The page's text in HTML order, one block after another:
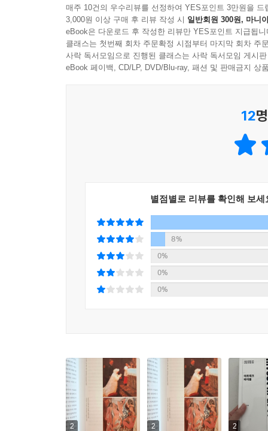
현재 전 세계 미술 시장은 어떤 지형도를 그리고
미술품 거래총액의 약 84%가 미국, 영국, 홍콩과
역들로, 세계 3대 국제 금융 허브로 꼽히는 미국의
계 미술품 거래총액의 약 45%를 차지하며 미술품
아니다. 미술 시장은 주식이나 부동산 시장에 비
과거 평가나 활동에 기반하기 때문에 인기 작가
이러한 이유로 새로운 투자 수단으로 아트테크를
여유를 갖기를 당부한다. 그리고 단순히 그림을
컬렉팅할 때는 개인의 주관적인 기호와 시장의
전통 그림 시장부터 NFT 아트 시장, 최근 글로벌
같은 메이저 경매회사가 온라인 경매에 뛰어든
받고 있는 작가들의 미래 가치를 포함하여 최
소액으로도 투자하는 미술품 지분소유와 메타
어드바이저로 활동해온 저자의 실전 거래 노하우
읽을거리를 선사하여 미술 교양서로도 손색이 없다.
매주 10건의 우수리뷰를 선정하여 YES포인트 3만원을 드
3,000원 이상 구매 후 리뷰 작성 시 일반회원 300원, 마니
eBook은 다운로드 후 작성한 리뷰만 YES포인트 지급됩니
클래스는 첫번째 회차 주문확정 시점부터 마지막 회차 주
사락 독서모임으로 진행된 클래스는 사락 독서모임 게시
eBook 페이백, CD/LP, DVD/Blu-ray, 패션 및 판매금지 상
12
별점별로 리뷰를 확인해 보세
8%
0%
0%
0%
2 2 2